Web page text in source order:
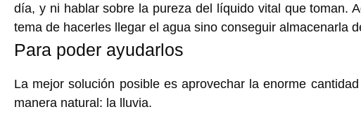
día, y ni hablar sobre la pureza del líquido vital que toman.
tema de hacerles llegar el agua sino conseguir almacenarla
Para poder ayudarlos
La mejor solución posible es aprovechar la enorme
manera natural: la lluvia.